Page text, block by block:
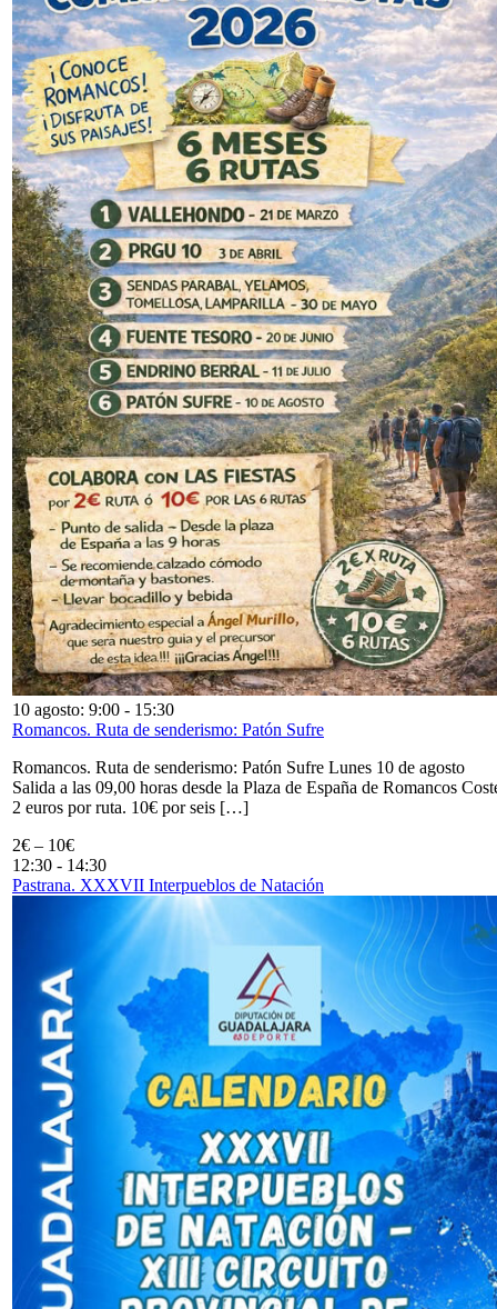
10 agosto: 9:00 - 15:30
Romancos. Ruta de senderismo: Patón Sufre
Romancos. Ruta de senderismo: Patón Sufre Lunes 10 de agosto
Salida a las 09,00 horas desde la Plaza de España de Romancos
2 euros por ruta. 10€ por seis […]
2€ – 10€
12:30 - 14:30
Pastrana. XXXVII Interpueblos de Natación